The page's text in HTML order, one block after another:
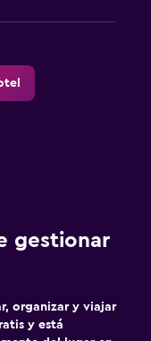
gestionar
organizar y viajar
y está